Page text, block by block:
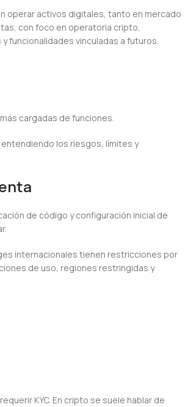
operar activos digitales, tanto en mercado
con foco en operatoria cripto,
funcionalidades vinculadas a futuros.
cargadas de funciones.
los riesgos, límites y
de código y configuración inicial de
internacionales tienen restricciones por
de uso, regiones restringidas y
KYC. En cripto se suele hablar de